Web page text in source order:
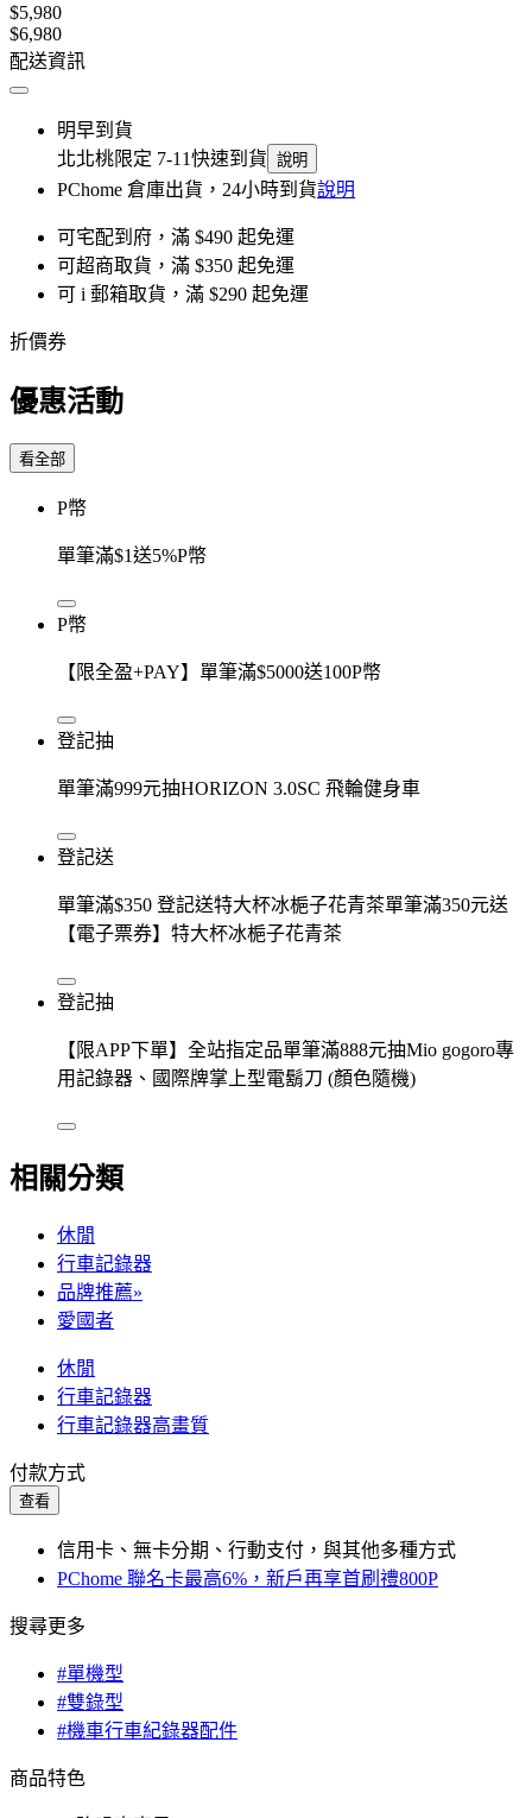
$5,980
$6,980
配送資訊
明早到貨
北北桃限定 7-11快速到貨 說明
PChome 倉庫出貨，24小時到貨說明
可宅配到府，滿 $490 起免運
可超商取貨，滿 $350 起免運
可 i 郵箱取貨，滿 $290 起免運
折價券
優惠活動
看全部
P幣
單筆滿$1送5%P幣
P幣
【限全盈+PAY】單筆滿$5000送100P幣
登記抽
單筆滿999元抽HORIZON 3.0SC 飛輪健身車
登記送
單筆滿$350 登記送特大杯冰梔子花青茶單筆滿350元送
【電子票券】特大杯冰梔子花青茶
登記抽
【限APP下單】全站指定品單筆滿888元抽Mio gogoro專
用記錄器、國際牌掌上型電鬍刀 (顏色隨機)
相關分類
休閒
行車記錄器
品牌推薦»
愛國者
休閒
行車記錄器
行車記錄器高畫質
付款方式
查看
信用卡、無卡分期、行動支付，與其他多種方式
PChome 聯名卡最高6%，新戶再享首刷禮800P
搜尋更多
#單機型
#雙錄型
#機車行車紀錄器配件
商品特色